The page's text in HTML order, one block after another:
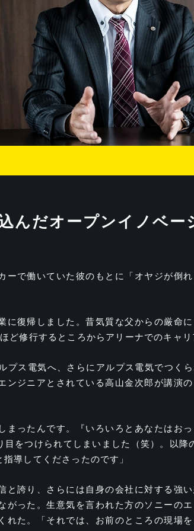
んだオープンイノベー
ーで働いていた彼のもとに「オヤジが倒
に復帰しました。昔気質な父からの厳命
ど修行するところからアリーナでのキャ
プス電気へ、さらにアルプス電気でつく
ンジニアとされている高山金次郎が講演
まったんです。『いろいろとあなたはお
をつけられてしまいました（笑）。以降
導してくださったのです」
と誇り、さらには自身の会社に対する強
がった。生意気を言われた方のソニーの
れた。「それでは、お前のところの現場